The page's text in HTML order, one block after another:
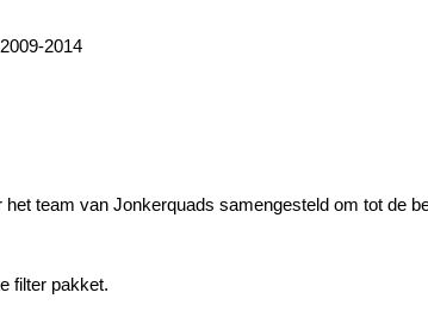
2014
team van Jonkerquads samengesteld om tot de
filter pakket.